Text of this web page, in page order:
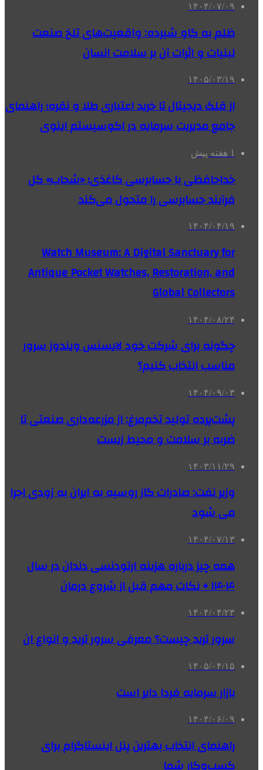
۱۴۰۴/۰۷/۰۹
ظلم به گاو شیرده: واقعیت‌های تلخ صنعت
لبنیات و اثرات آن بر سلامت انسان
۱۴۰۵/۰۳/۱۹
از قلک دیجیتال تا خرید اعتباری طلا و نقره؛ راهنمای
جامع مدیریت سرمایه در اکوسیستم اینوی
1 هفته پیش
خداحافظی با حسابرسی کاغذی؛ «شحاب» کل
فرآیند حسابرسی را متحول می‌کند
۱۴۰۴/۰۴/۱۹
Watch Museum: A Digital Sanctuary for
Antique Pocket Watches, Restoration, and
Global Collectors
۱۴۰۴/۰۸/۲۴
چگونه برای شرکت خود لایسنس ویندوز سرور
مناسب انتخاب کنیم؟
۱۴۰۴/۰۹/۰۳
پشت‌پرده تولید تخم‌مرغ: از مزرعه‌داری صنعتی تا
ضربه بر سلامت و محیط زیست
۱۴۰۳/۱۱/۲۹
وزیر نفت: صادرات گاز روسیه به ایران به زودی اجرا
می شود
۱۴۰۴/۰۷/۱۳
همه چیز درباره هزینه ارتودنسی دندان در سال
۱۴۰۴ + نکات مهم قبل از شروع درمان
۱۴۰۴/۰۴/۲۳
سرور ترید چیست؟ معرفی سرور ترید و انواع ان
۱۴۰۵/۰۴/۱۵
بازار سرمایه فردا دایر است
۱۴۰۴/۰۶/۰۹
راهنمای انتخاب بهترین پنل اینستاگرام برای
کسب‌وکار شما